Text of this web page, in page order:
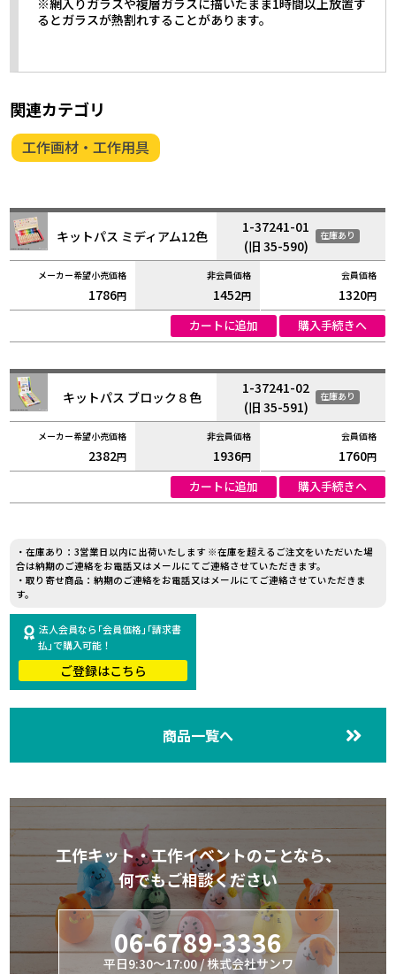
※網入りガラスや複層ガラスに描いたまま1時間以上放置す
るとガラスが熱割れすることがあります。
関連カテゴリ
工作画材・工作用具
キットパス ミディアム12色
1-37241-01
(旧 35-590)
在庫あり
1786円 1452円 1320円
カートに追加 購入手続きへ
キットパス ブロック８色
1-37241-02
(旧 35-591)
在庫あり
2382円 1936円 1760円
カートに追加 購入手続きへ
・在庫あり：3営業日以内に出荷いたします ※在庫を超えるご注文をいただいた場
合は納期のご連絡をお電話又はメールにてご連絡させていただきます。
・取り寄せ商品：納期のご連絡をお電話又はメールにてご連絡させていただきま
す。
法人会員なら｢会員価格｣｢請求書
払｣で購入可能！
ご登録はこちら
商品一覧へ
工作キット・工作イベントのことなら、
何でもご相談ください
06-6789-3336
平日9:30～17:00 / 株式会社サンワ